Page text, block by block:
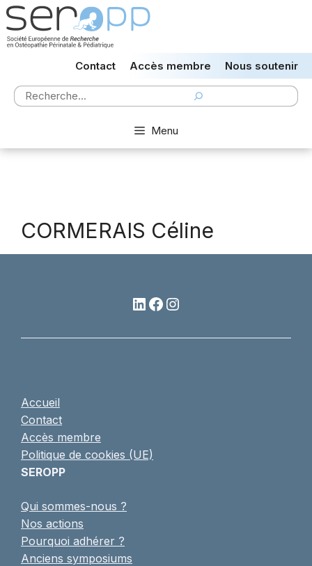
Aller
au
contenu
Contact Accès membre Nous soutenir
Rechercher
Menu
CORMERAIS Céline
LinkedIn
Facebook
Instagram
Accueil
Contact
Accès membre
Politique de cookies (UE)
SEROPP
Qui sommes-nous ?
Nos actions
Pourquoi adhérer ?
Anciens symposiums